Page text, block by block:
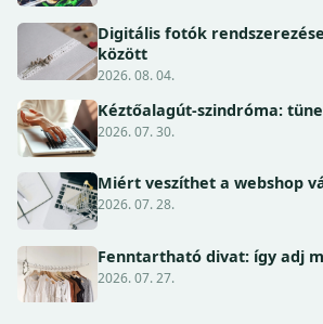
Digitális fotók
között
2026. 08. 04.
Kéztőalagút-szindróma:
2026. 07. 30.
Miért veszíthet a webshop
2026. 07. 28.
Fenntartható divat: így adj
2026. 07. 27.